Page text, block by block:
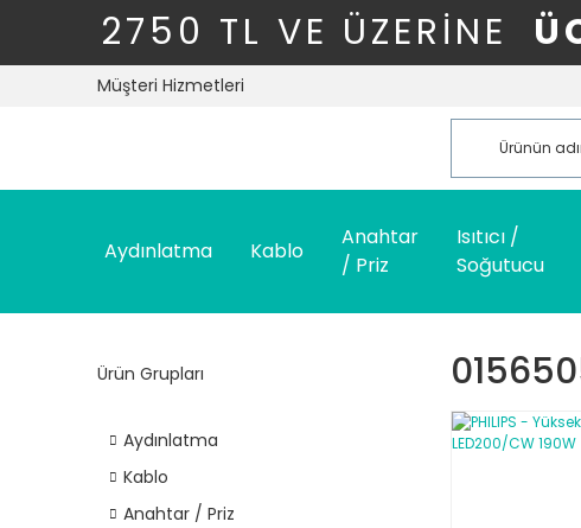
2750 TL VE ÜZERİNE
Müşteri Hizmetleri
Aydınlatma Kablo
Anahtar
/ Priz
Isıtıcı /
Soğutucu
Ürün Grupları
Aydınlatma
Kablo
Anahtar / Priz